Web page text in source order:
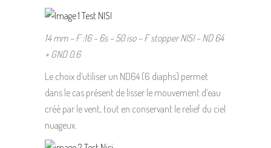
14 mm – F :16 – 6s – 50 iso – F stopper NISI – ND 64
+ GND 0.6
Le choix d’utiliser un ND64 (6 diaphs) permet
dans le cas présent de lisser le mouvement d’eau
créé par le vent, tout en conservant le relief du ciel
nuageux.